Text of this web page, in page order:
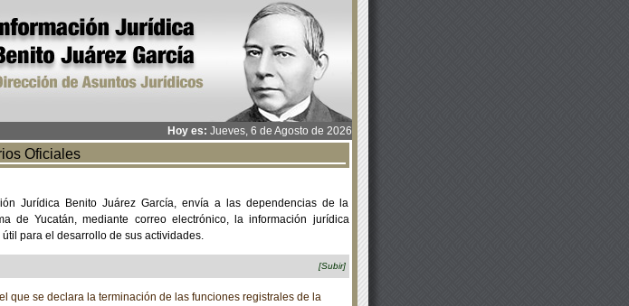
Hoy es: Jueves, 6 de Agosto de 2026
Oficiales
Jurídica Benito Juárez García, envía a las dependencias de la
de Yucatán, mediante correo electrónico, la información jurídica
para el desarrollo de sus actividades.
[Subir]
que se declara la terminación de las funciones registrales de la